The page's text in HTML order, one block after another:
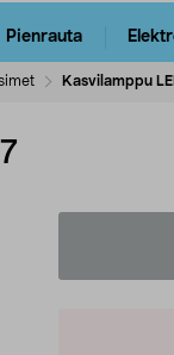
Pienrauta
Kasvilamppu